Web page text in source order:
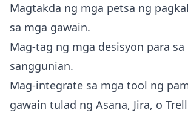
Magtakda ng mga petsa ng
sa mga gawain.
Mag-tag ng mga desisyon para
sanggunian.
Mag-integrate sa mga tool ng
gawain tulad ng Asana, Jira, o